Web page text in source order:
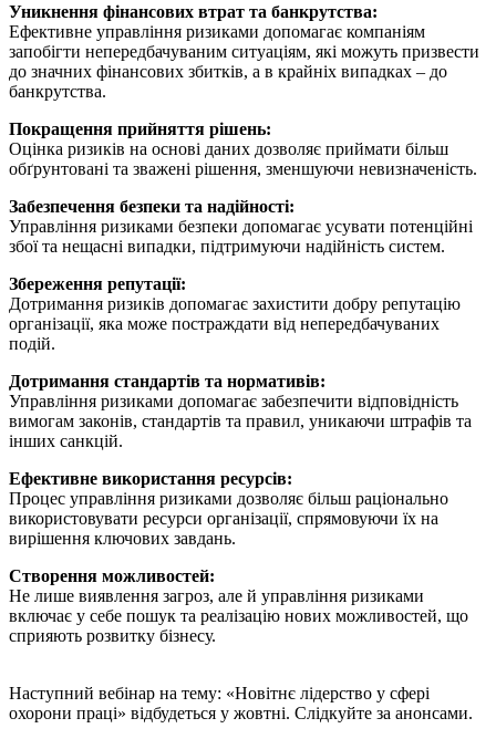
Уникнення фінансових втрат та банкрутства:
Ефективне управління ризиками допомагає компаніям
запобігти непередбачуваним ситуаціям, які можуть призвести
до значних фінансових збитків, а в крайніх випадках – до
банкрутства.
Покращення прийняття рішень:
Оцінка ризиків на основі даних дозволяє приймати більш
обґрунтовані та зважені рішення, зменшуючи невизначеність.
Забезпечення безпеки та надійності:
Управління ризиками безпеки допомагає усувати потенційні
збої та нещасні випадки, підтримуючи надійність систем.
Збереження репутації:
Дотримання ризиків допомагає захистити добру репутацію
організації, яка може постраждати від непередбачуваних
подій.
Дотримання стандартів та нормативів:
Управління ризиками допомагає забезпечити відповідність
вимогам законів, стандартів та правил, уникаючи штрафів та
інших санкцій.
Ефективне використання ресурсів:
Процес управління ризиками дозволяє більш раціонально
використовувати ресурси організації, спрямовуючи їх на
вирішення ключових завдань.
Створення можливостей:
Не лише виявлення загроз, але й управління ризиками
включає у себе пошук та реалізацію нових можливостей, що
сприяють розвитку бізнесу.
Наступний вебінар на тему: «Новітнє лідерство у сфері
охорони праці» відбудеться у жовтні. Слідкуйте за анонсами.